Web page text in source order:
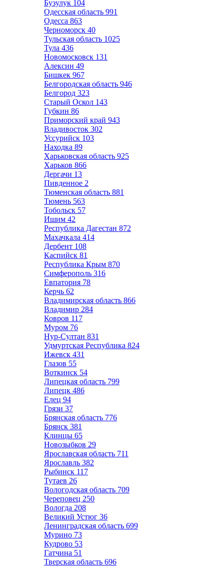
Бузулук 104
Одесская область 991
Одесса 863
Черноморск 40
Тульская область 1025
Тула 436
Новомосковск 131
Алексин 49
Бишкек 967
Белгородская область 946
Белгород 323
Старый Оскол 143
Губкин 86
Приморский край 943
Владивосток 302
Уссурийск 103
Находка 89
Харьковская область 925
Харьков 866
Дергачи 13
Пивденное 2
Тюменская область 881
Тюмень 563
Тобольск 57
Ишим 42
Республика Дагестан 872
Махачкала 414
Дербент 108
Каспийск 81
Республика Крым 870
Симферополь 316
Евпатория 78
Керчь 62
Владимирская область 866
Владимир 284
Ковров 117
Муром 76
Нур-Султан 831
Удмуртская Республика 824
Ижевск 431
Глазов 55
Воткинск 54
Липецкая область 799
Липецк 486
Елец 94
Грязи 37
Брянская область 776
Брянск 381
Клинцы 65
Новозыбков 29
Ярославская область 711
Ярославль 382
Рыбинск 117
Тутаев 26
Вологодская область 709
Череповец 250
Вологда 208
Великий Устюг 36
Ленинградская область 699
Мурино 73
Кудрово 53
Гатчина 51
Тверская область 696